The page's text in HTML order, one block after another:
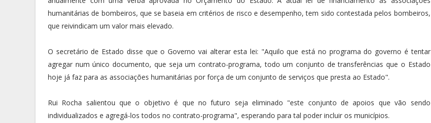
humanitárias de bombeiros, que se baseia em critérios de risco e desempenho, tem sido contestada pelos bombeiros,
que reivindicam um valor mais elevado.
O secretário de Estado disse que o Governo vai alterar esta lei: "Aquilo que está no programa do governo é tentar
agregar num único documento, que seja um contrato-programa, todo um conjunto de transferências que o Estado
hoje já faz para as associações humanitárias por força de um conjunto de serviços que presta ao Estado".
Rui Rocha salientou que o objetivo é que no futuro seja eliminado "este conjunto de apoios que vão sendo
individualizados e agregá-los todos no contrato-programa", esperando para tal poder incluir os municípios.